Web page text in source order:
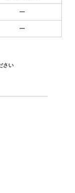
ー
ー
さい